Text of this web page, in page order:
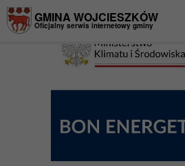
GMINA WOJCIESZKÓW
Oficjalny serwis internetowy gminy